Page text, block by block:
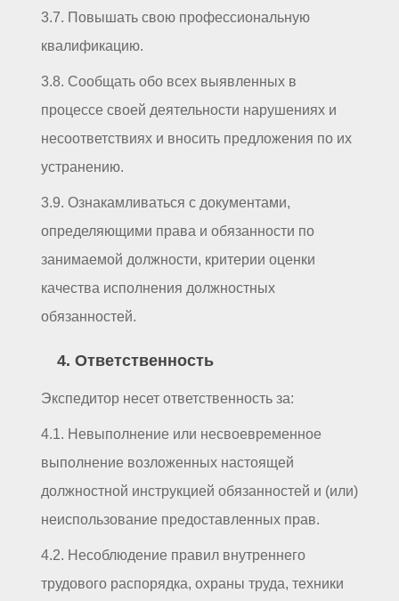
3.7. Повышать свою профессиональную
квалификацию.
3.8. Сообщать обо всех выявленных в
процессе своей деятельности нарушениях и
несоответствиях и вносить предложения по их
устранению.
3.9. Ознакамливаться с документами,
определяющими права и обязанности по
занимаемой должности, критерии оценки
качества исполнения должностных
обязанностей.
4. Ответственность
Экспедитор несет ответственность за:
4.1. Невыполнение или несвоевременное
выполнение возложенных настоящей
должностной инструкцией обязанностей и (или)
неиспользование предоставленных прав.
4.2. Несоблюдение правил внутреннего
трудового распорядка, охраны труда, техники